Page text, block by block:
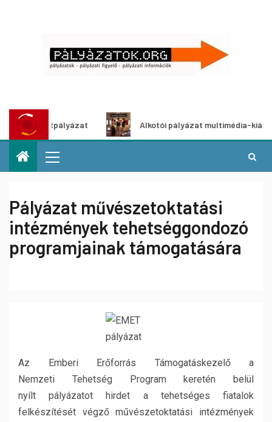
ötletpályázat Alkotói pályázat multimédia-kiállításhoz
Pályázat művészetoktatási
intézmények tehetséggondozó
programjainak támogatására
Az Emberi Erőforrás Támogatáskezelő a
Nemzeti Tehetség Program keretén belül
nyílt pályázatot hirdet a tehetséges fiatalok
felkészítését végző művészetoktatási intézmények